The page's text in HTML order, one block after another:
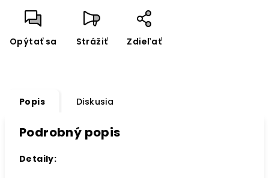
Opýtať sa Strážiť Zdieľať
Popis Diskusia
Podrobný popis
Detaily: